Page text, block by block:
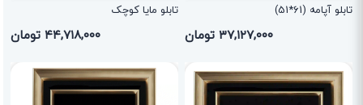
تابلو آپامه (61*51)
۳۷,۱۲۷,۰۰۰ تومان
تابلو مایا کوچک
۴۴,۷۱۸,۰۰۰ تومان